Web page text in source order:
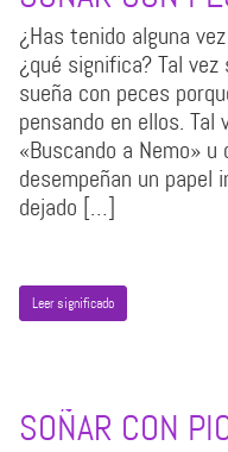
¿Has tenido alguna
¿qué significa? Tal
sueña con peces
pensando en ellos.
«Buscando a Nemo»
desempeñan un papel
dejado […]
Leer significado
SOÑAR CON